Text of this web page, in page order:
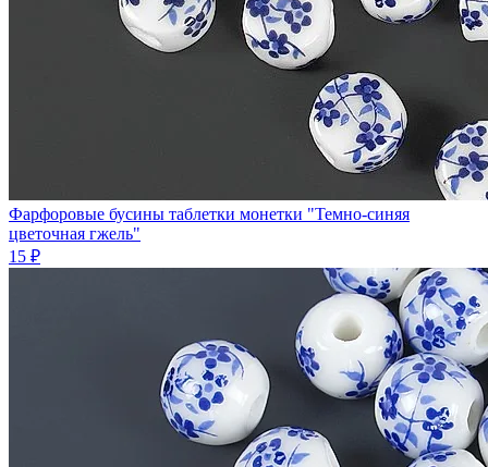
Фарфоровые бусины таблетки монетки "Темно-синяя
цветочная гжель"
15 ₽